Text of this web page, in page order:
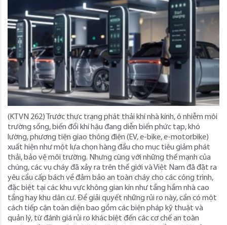
(KTVN 262) Trước thực trạng phát thải khí nhà kính, ô nhiễm môi
trường sống, biến đổi khí hậu đang diễn biến phức tạp, khó
lường, phương tiện giao thông điện (EV, e-bike, e-motorbike)
xuất hiện như một lựa chọn hàng đầu cho mục tiêu giảm phát
thải, bảo vệ môi trường. Nhưng cùng với những thế mạnh của
chúng, các vụ cháy đã xảy ra trên thế giới và Việt Nam đã đặt ra
yêu cầu cấp bách về đảm bảo an toàn cháy cho các công trình,
đặc biệt tại các khu vực không gian kín như tầng hầm nhà cao
tầng hay khu dân cư. Để giải quyết những rủi ro này, cần có một
cách tiếp cận toàn diện bao gồm các biện pháp kỹ thuật và
quản lý, từ đánh giá rủi ro khác biệt đến các cơ chế an toàn